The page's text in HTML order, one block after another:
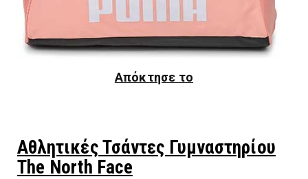
Απόκτησε το
Αθλητικές Τσάντες Γυμναστηρίου
The North Face